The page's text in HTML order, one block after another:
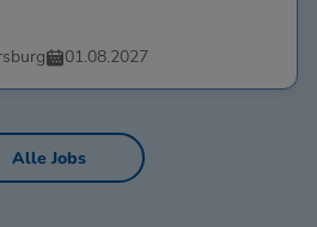
01.08.2027
Alle Jobs